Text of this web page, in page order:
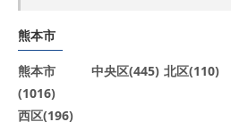
熊本市
熊本市
(1016)
中央区(445) 北区(110)
西区(196)